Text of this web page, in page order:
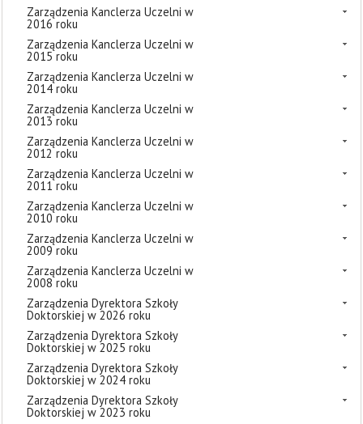
Zarządzenia Kanclerza Uczelni w
2016 roku
Zarządzenia Kanclerza Uczelni w
2015 roku
Zarządzenia Kanclerza Uczelni w
2014 roku
Zarządzenia Kanclerza Uczelni w
2013 roku
Zarządzenia Kanclerza Uczelni w
2012 roku
Zarządzenia Kanclerza Uczelni w
2011 roku
Zarządzenia Kanclerza Uczelni w
2010 roku
Zarządzenia Kanclerza Uczelni w
2009 roku
Zarządzenia Kanclerza Uczelni w
2008 roku
Zarządzenia Dyrektora Szkoły
Doktorskiej w 2026 roku
Zarządzenia Dyrektora Szkoły
Doktorskiej w 2025 roku
Zarządzenia Dyrektora Szkoły
Doktorskiej w 2024 roku
Zarządzenia Dyrektora Szkoły
Doktorskiej w 2023 roku